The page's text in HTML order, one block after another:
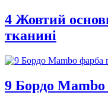
4 Жовтий
тканині
9 Бордо